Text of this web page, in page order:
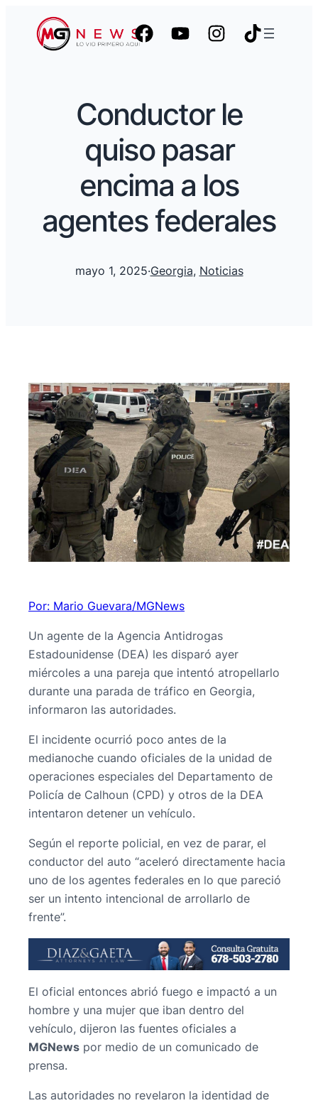
Conductor le
quiso pasar
encima a los
agentes federales
mayo 1, 2025·Georgia, Noticias
Por: Mario Guevara/MGNews
Un agente de la Agencia Antidrogas
Estadounidense (DEA) les disparó ayer
miércoles a una pareja que intentó atropellarlo
durante una parada de tráfico en Georgia,
informaron las autoridades.
El incidente ocurrió poco antes de la
medianoche cuando oficiales de la unidad de
operaciones especiales del Departamento de
Policía de Calhoun (CPD) y otros de la DEA
intentaron detener un vehículo.
Según el reporte policial, en vez de parar, el
conductor del auto “aceleró directamente hacia
uno de los agentes federales en lo que pareció
ser un intento intencional de arrollarlo de
frente”.
El oficial entonces abrió fuego e impactó a un
hombre y una mujer que iban dentro del
vehículo, dijeron las fuentes oficiales a
MGNews por medio de un comunicado de
prensa.
Las autoridades no revelaron la identidad de